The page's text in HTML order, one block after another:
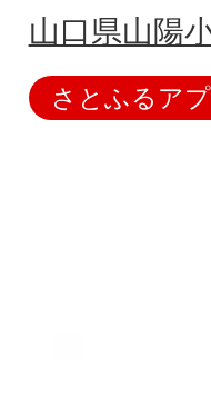
山口県山陽
さとふるア